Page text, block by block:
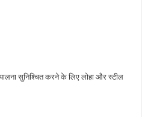
सुनिश्चित करने के लिए लोहा और स्टील